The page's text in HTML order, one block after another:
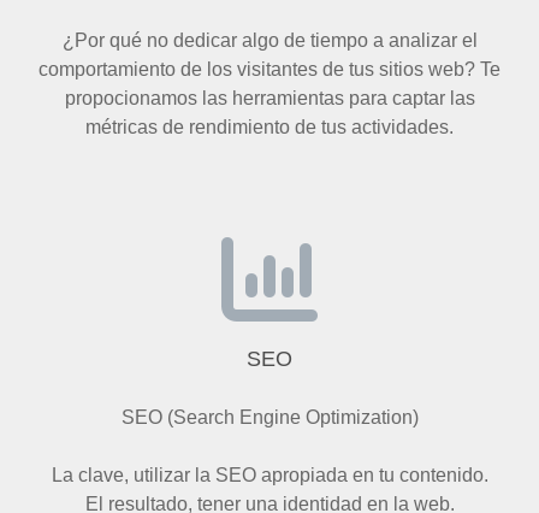
¿Por qué no dedicar algo de tiempo a analizar el
comportamiento de los visitantes de tus sitios web? Te
propocionamos las herramientas para captar las
métricas de rendimiento de tus actividades.
SEO
SEO (Search Engine Optimization)
La clave, utilizar la SEO apropiada en tu contenido.
El resultado, tener una identidad en la web.